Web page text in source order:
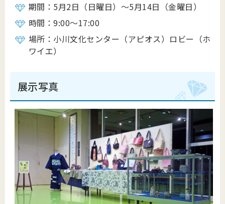
期間：5月2日（日曜日）～5月14日（金曜日）
時間：9:00～17:00
場所：小川文化センター（アピオス）ロビー（ホ
ワイエ）
展示写真